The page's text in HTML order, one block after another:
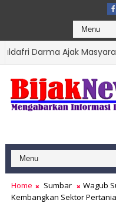
Ajak Masyarakat Perangi
Penanggulangan
Home Sumbar
Wagub
Kembangkan Sektor